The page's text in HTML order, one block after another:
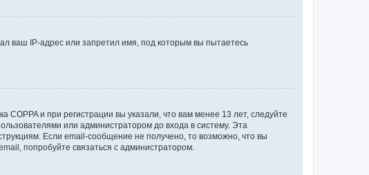
ваш IP-адрес или запретил имя, под которым вы пытаетесь
и при регистрации вы указали, что вам менее 13 лет, следуйте
или администратором до входа в систему. Эта
Если email-сообщение не получено, то возможно, что вы
попробуйте связаться с администратором.